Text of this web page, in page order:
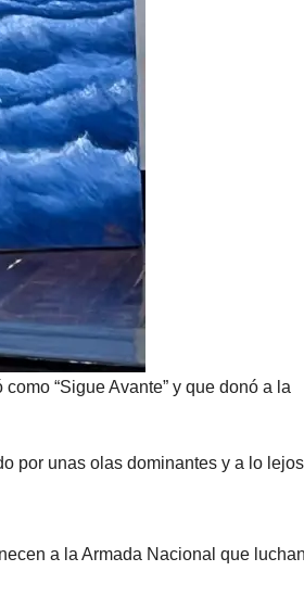
“Sigue Avante” y que donó a la
por unas olas dominantes y a lo
a la Armada Nacional que